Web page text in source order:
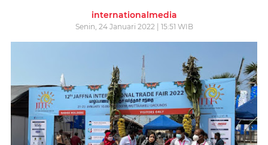
internationalmedia
Senin, 24 Januari 2022 | 15:51 WIB